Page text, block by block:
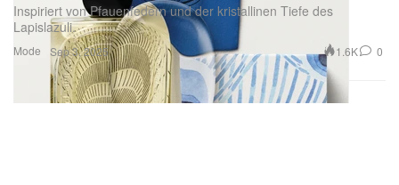
Mode
Inspiriert von Pfauenfedern und der kristallinen Tiefe des
Lapislazuli.
Sep 3, 2025 1.6K 0